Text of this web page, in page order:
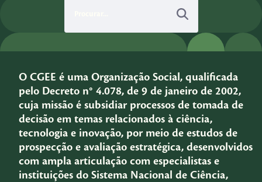
O CGEE é uma Organização Social, qualificada
pelo Decreto n° 4.078, de 9 de janeiro de 2002,
cuja missão é subsidiar processos de tomada de
decisão em temas relacionados à ciência,
tecnologia e inovação, por meio de estudos de
prospecção e avaliação estratégica, desenvolvidos
com ampla articulação com especialistas e
instituições do Sistema Nacional de Ciência,